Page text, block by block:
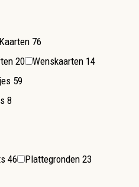
Kaarten 76
20 Wenskaarten 14
59
8
46 Plattegronden 23